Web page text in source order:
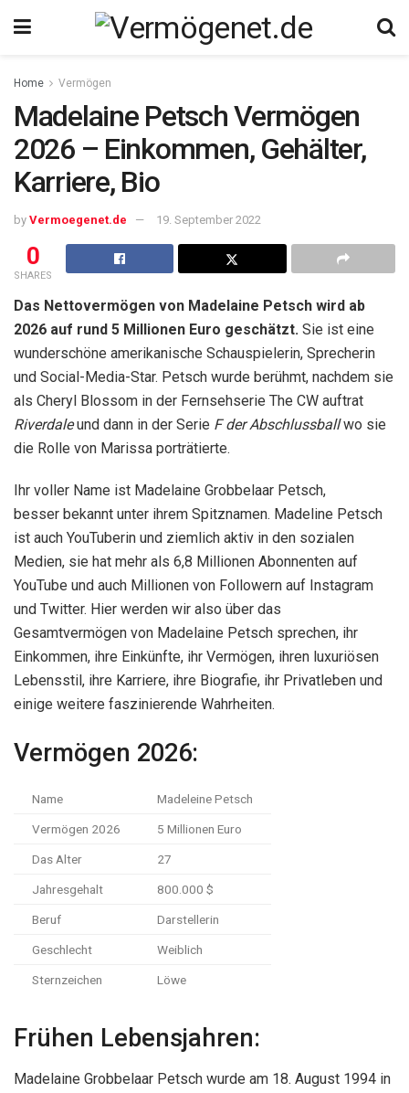
Home Vermögen
Madelaine Petsch Vermögen
2026 – Einkommen, Gehälter,
Karriere, Bio
by Vermoegenet.de 19. September 2022
0
SHARES
Das Nettovermögen von Madelaine Petsch wird ab
2026 auf rund 5 Millionen Euro geschätzt. Sie ist eine
wunderschöne amerikanische Schauspielerin, Sprecherin
und Social-Media-Star. Petsch wurde berühmt, nachdem sie
als Cheryl Blossom in der Fernsehserie The CW auftrat
Riverdaleund dann in der Serie F der Abschlussballwo sie
die Rolle von Marissa porträtierte.
Ihr voller Name ist Madelaine Grobbelaar Petsch,
besser bekannt unter ihrem Spitznamen. Madeline Petsch
ist auch YouTuberin und ziemlich aktiv in den sozialen
Medien, sie hat mehr als 6,8 Millionen Abonnenten auf
YouTube und auch Millionen von Followern auf Instagram
und Twitter. Hier werden wir also über das
Gesamtvermögen von Madelaine Petsch sprechen, ihr
Einkommen, ihre Einkünfte, ihr Vermögen, ihren luxuriösen
Lebensstil, ihre Karriere, ihre Biografie, ihr Privatleben und
einige weitere faszinierende Wahrheiten.
Vermögen 2026:
Name Madeleine Petsch
Vermögen 2026 5 Millionen Euro
Das Alter 27
Jahresgehalt 800.000 $
Beruf Darstellerin
Geschlecht Weiblich
Sternzeichen Löwe
Frühen Lebensjahren:
Madelaine Grobbelaar Petsch wurde am 18. August 1994 in